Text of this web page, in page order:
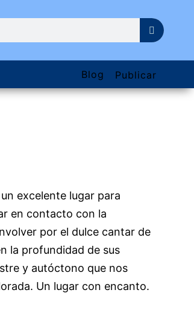
Blog Publicar
excelente lugar para
en contacto con la
por el dulce cantar de
la profundidad de sus
y autóctono que nos
Un lugar con encanto.